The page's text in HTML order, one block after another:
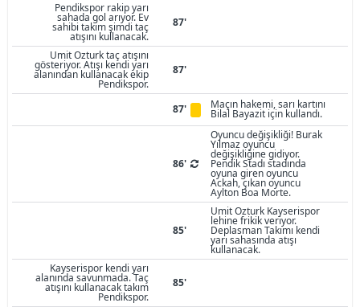
Pendikspor rakip yarı
sahada gol arıyor. Ev
sahibi takım şimdi taç
atışını kullanacak.
87'
Umit Ozturk taç atışını
gösteriyor. Atışı kendi yarı
alanından kullanacak ekip
Pendikspor.
87'
87' Maçın hakemi, sarı kartını
Bilal Bayazit için kullandı.
86'
Oyuncu değişikliği! Burak
Yılmaz oyuncu
değişikliğine gidiyor.
Pendik Stadı stadında
oyuna giren oyuncu
Ackah, çıkan oyuncu
Aylton Boa Morte.
85'
Umit Ozturk Kayserispor
lehine frikik veriyor.
Deplasman Takımı kendi
yarı sahasında atışı
kullanacak.
Kayserispor kendi yarı
alanında savunmada. Taç
atışını kullanacak takım
Pendikspor.
85'